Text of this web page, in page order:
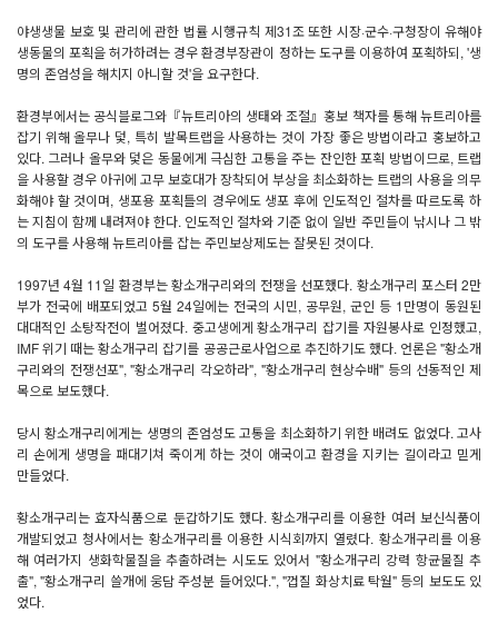
야생생물 보호 및 관리에 관한 법률 시행규칙 제31조 또한 시장·군수·구청장이 유해야
생동물의 포획을 허가하려는 경우 환경부장관이 정하는 도구를 이용하여 포획하되, '생
명의 존엄성을 해치지 아니할 것'을 요구한다.
환경부에서는 공식블로그와『뉴트리아의 생태와 조절』홍보 책자를 통해 뉴트리아를
잡기 위해 올무나 덫, 특히 발목트랩을 사용하는 것이 가장 좋은 방법이라고 홍보하고
있다. 그러나 올무와 덫은 동물에게 극심한 고통을 주는 잔인한 포획 방법이므로, 트랩
을 사용할 경우 아귀에 고무 보호대가 장착되어 부상을 최소화하는 트랩의 사용을 의무
화해야 할 것이며, 생포용 포획틀의 경우에도 생포 후에 인도적인 절차를 따르도록 하
는 지침이 함께 내려져야 한다. 인도적인 절차와 기준 없이 일반 주민들이 낚시나 그 밖
의 도구를 사용해 뉴트리아를 잡는 주민보상제도는 잘못된 것이다.
1997년 4월 11일 환경부는 황소개구리와의 전쟁을 선포했다. 황소개구리 포스터 2만
부가 전국에 배포되었고 5월 24일에는 전국의 시민, 공무원, 군인 등 1만명이 동원된
대대적인 소탕작전이 벌어졌다. 중고생에게 황소개구리 잡기를 자원봉사로 인정했고,
IMF 위기 때는 황소개구리 잡기를 공공근로사업으로 추진하기도 했다. 언론은 "황소개
구리와의 전쟁선포", "황소개구리 각오하라", "황소개구리 현상수배" 등의 선동적인 제
목으로 보도했다.
당시 황소개구리에게는 생명의 존엄성도 고통을 최소화하기 위한 배려도 없었다. 고사
리 손에게 생명을 패대기쳐 죽이게 하는 것이 애국이고 환경을 지키는 길이라고 믿게
만들었다.
황소개구리는 효자식품으로 둔갑하기도 했다. 황소개구리를 이용한 여러 보신식품이
개발되었고 청사에서는 황소개구리를 이용한 시식회까지 열렸다. 황소개구리를 이용
해 여러가지 생화학물질을 추출하려는 시도도 있어서 "황소개구리 강력 항균물질 추
출", "황소개구리 쓸개에 웅담 주성분 들어있다.", "껍질 화상치료 탁월" 등의 보도도 있
었다.